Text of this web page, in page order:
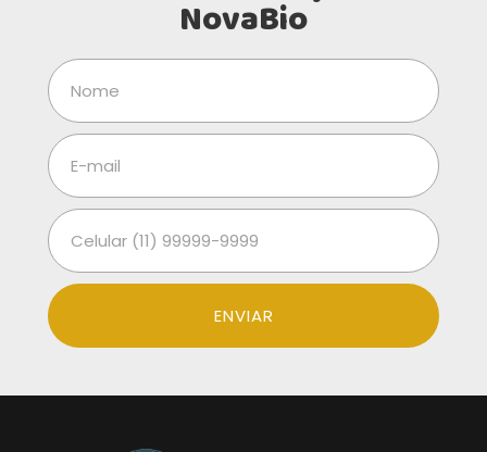
NovaBio
ENVIAR